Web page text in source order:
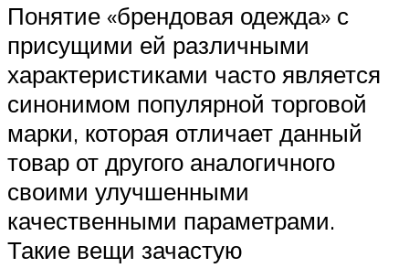
Понятие «брендовая одежда» с
присущими ей различными
характеристиками часто является
синонимом популярной торговой
марки, которая отличает данный
товар от другого аналогичного
своими улучшенными
качественными параметрами.
Такие вещи зачастую